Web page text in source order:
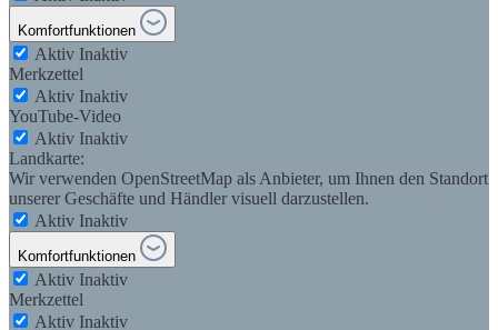
Komfortfunktionen
Aktiv Inaktiv
Merkzettel
Aktiv Inaktiv
YouTube-Video
Aktiv Inaktiv
Landkarte:
Wir verwenden OpenStreetMap als Anbieter, um Ihnen den Standort
unserer Geschäfte und Händler visuell darzustellen.
Aktiv Inaktiv
Komfortfunktionen
Aktiv Inaktiv
Merkzettel
Aktiv Inaktiv